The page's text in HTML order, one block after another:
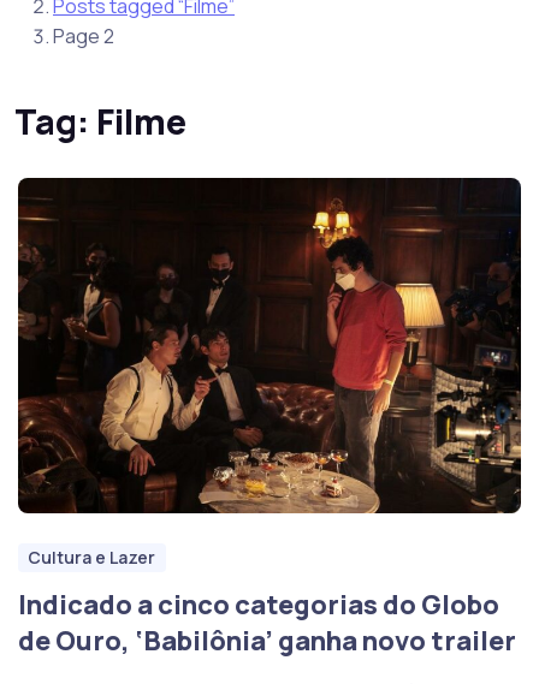
Posts tagged “Filme”
Page 2
Tag: Filme
Cultura e Lazer
Indicado a cinco categorias do Globo
de Ouro, ‘Babilônia’ ganha novo trailer